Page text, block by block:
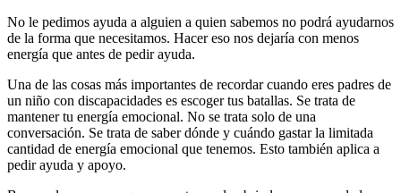
No le pedimos ayuda a alguien a quien sabemos no podrá ayudarnos
de la forma que necesitamos. Hacer eso nos dejaría con menos
energía que antes de pedir ayuda.
Una de las cosas más importantes de recordar cuando eres padres de
un niño con discapacidades es escoger tus batallas. Se trata de
mantener tu energía emocional. No se trata solo de una
conversación. Se trata de saber dónde y cuándo gastar la limitada
cantidad de energía emocional que tenemos. Esto también aplica a
pedir ayuda y apoyo.